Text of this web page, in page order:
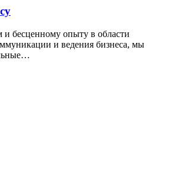
и бесценному опыту в области
и ведения бизнеса, мы